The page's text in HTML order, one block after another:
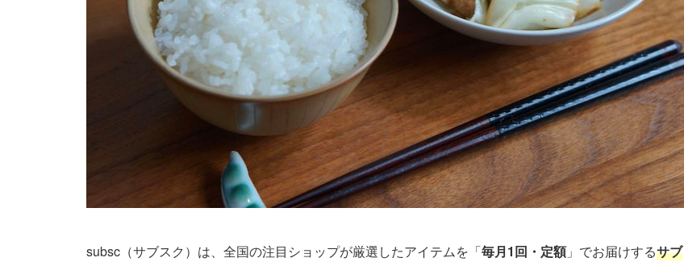
subsc（サブスク）は、全国の注目ショップが厳選したアイテムを「毎月1回・定額」でお届けするサブ